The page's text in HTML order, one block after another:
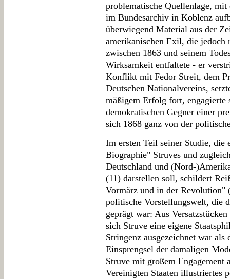
problematische Quellenlage,
im Bundesarchiv in Koblenz
überwiegend Material aus der
amerikanischen Exil, die
zwischen 1863 und seinem
Wirksamkeit entfaltete - er
Konflikt mit Fedor Streit, dem
Deutschen Nationalvereins,
mäßigem Erfolg fort, engagierte
demokratischen Gegner einer
sich 1868 ganz von der
Im ersten Teil seiner Studie,
Biographie" Struves und
Deutschland und (Nord-
(11) darstellen soll, schildert
Vormärz und in der Revolution"
politische Vorstellungswelt, die
geprägt war: Aus
sich Struve eine eigene
Stringenz ausgezeichnet war
Einsprengsel der damaligen
Struve mit großem
Vereinigten Staaten illustriertes